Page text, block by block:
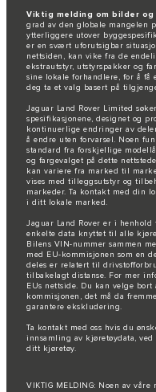
Viktig melding om bilder
grad av den globale mangelen
ytterliggere utover
er en svært uforutsigbar
nettsiden, kan vike fra de
ekstrautstyr, utstyrspakker og
sine lokale forhandlere, for å få
deg ta et valg basert på
Jaguar Land Rover Limited
spesifikasjonene, designet og
kontinuerlige endringer av
å endre uten forvarsel. Noen
standard fra forskjellige
og fargevalget på dette
kan variere fra marked til
vises med tilleggsutstyr og
markeder. Ta kontakt med din
i ditt lokale marked.
Jaguar Land Rover er i
enkelte data knyttet til alle
Bilens VIN-nummer sammen
med EU-kommisjonen som en
deles er relatert til
tilbakelagt distanse. For mer
EUs nettside. Du kan velge bort
kommisjonen, det må da
garantere ekskludering.
Ta kontakt med oss hvis du
innsamling av kjøretøydata,
ditt kjøretøy.
VIKTIG MELDING: Noen av